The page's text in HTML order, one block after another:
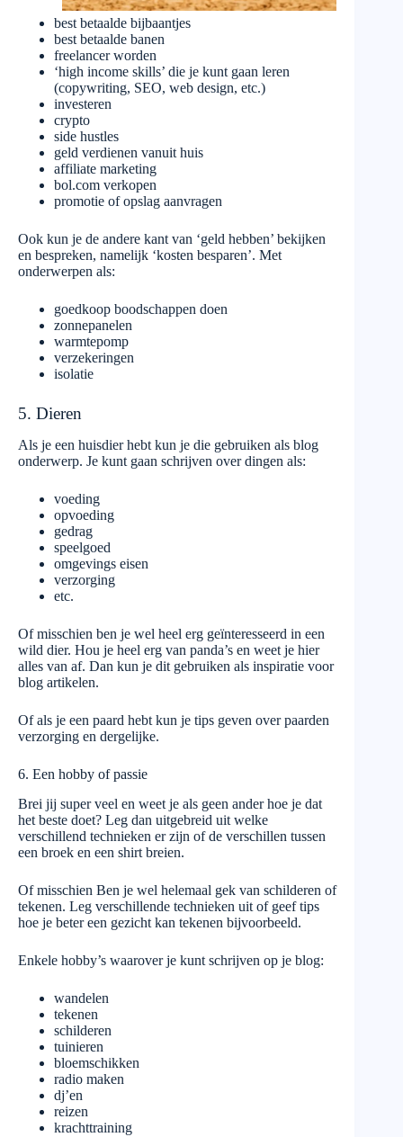
best betaalde bijbaantjes
best betaalde banen
freelancer worden
‘high income skills’ die je kunt gaan leren
(copywriting, SEO, web design, etc.)
investeren
crypto
side hustles
geld verdienen vanuit huis
affiliate marketing
bol.com verkopen
promotie of opslag aanvragen
Ook kun je de andere kant van ‘geld hebben’ bekijken
en bespreken, namelijk ‘kosten besparen’. Met
onderwerpen als:
goedkoop boodschappen doen
zonnepanelen
warmtepomp
verzekeringen
isolatie
5. Dieren
Als je een huisdier hebt kun je die gebruiken als blog
onderwerp. Je kunt gaan schrijven over dingen als:
voeding
opvoeding
gedrag
speelgoed
omgevings eisen
verzorging
etc.
Of misschien ben je wel heel erg geïnteresseerd in een
wild dier. Hou je heel erg van panda’s en weet je hier
alles van af. Dan kun je dit gebruiken als inspiratie voor
blog artikelen.
Of als je een paard hebt kun je tips geven over paarden
verzorging en dergelijke.
6. Een hobby of passie
Brei jij super veel en weet je als geen ander hoe je dat
het beste doet? Leg dan uitgebreid uit welke
verschillend technieken er zijn of de verschillen tussen
een broek en een shirt breien.
Of misschien Ben je wel helemaal gek van schilderen of
tekenen. Leg verschillende technieken uit of geef tips
hoe je beter een gezicht kan tekenen bijvoorbeeld.
Enkele hobby’s waarover je kunt schrijven op je blog:
wandelen
tekenen
schilderen
tuinieren
bloemschikken
radio maken
dj’en
reizen
krachttraining